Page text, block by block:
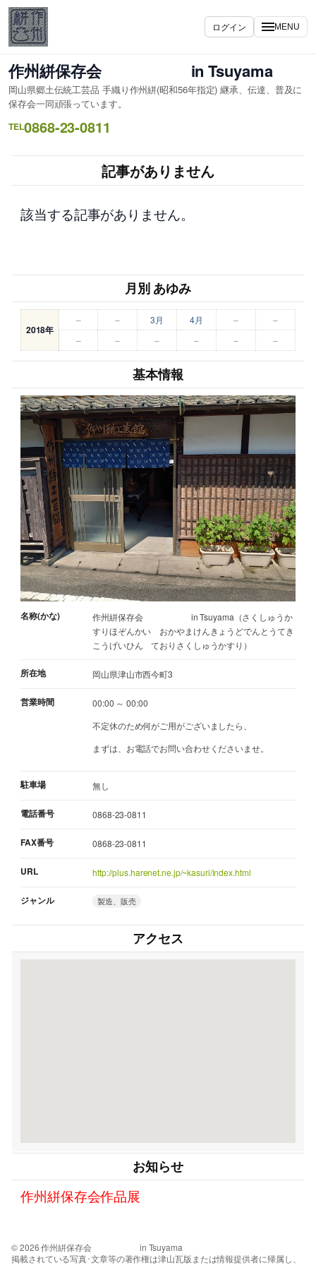
内
容
を
ス
キ
ッ
プ
ログイン MENU
作州絣保存会 in Tsuyama
岡山県郷土伝統工芸品 手織り作州絣(昭和56年指定) 継承、伝達、普及に
保存会一同頑張っています。
TEL0868-23-0811
記事がありません
該当する記事がありません。
月別 あゆみ
2018年
– – 3月 4月 –
–
–
– – – – –
基本情報
名称(かな)
作州絣保存会 in Tsuyama（さくしゅうか
すりほぞんかい おかやまけんきょうどでんとうてき
こうげいひん ておりさくしゅうかすり）
所在地 岡山県津山市西今町3
営業時間
00:00 ～ 00:00
不定休のため何がご用がございましたら、
まずは、お電話でお問い合わせくださいませ。
駐車場 無し
電話番号 0868-23-0811
FAX番号 0868-23-0811
URL http://plus.harenet.ne.jp/~kasuri/index.html
ジャンル 製造、販売
アクセス
お知らせ
作州絣保存会作品展
© 2026 作州絣保存会 in Tsuyama
掲載されている写真･文章等の著作権は津山瓦版または情報提供者に帰属し、